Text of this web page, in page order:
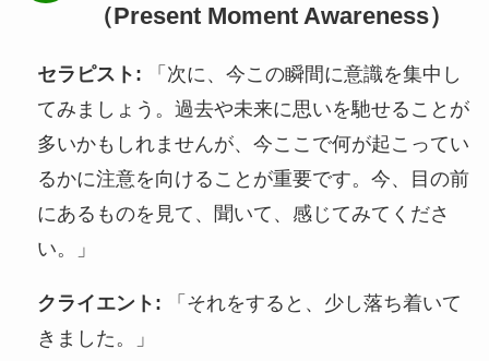
（Present Moment Awareness）
セラピスト: 「次に、今この瞬間に意識を集中し
てみましょう。過去や未来に思いを馳せることが
多いかもしれませんが、今ここで何が起こってい
るかに注意を向けることが重要です。今、目の前
にあるものを見て、聞いて、感じてみてくださ
い。」
クライエント: 「それをすると、少し落ち着いて
きました。」